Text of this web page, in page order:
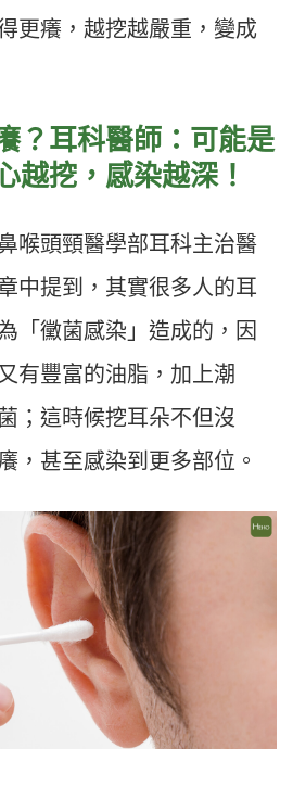
更癢，越挖越嚴重，變成
？耳科醫師：可能是
越挖，感染越深！
喉頭頸醫學部耳科主治醫
中提到，其實很多人的耳
「黴菌感染」造成的，因
有豐富的油脂，加上潮
；這時候挖耳朵不但沒
，甚至感染到更多部位。